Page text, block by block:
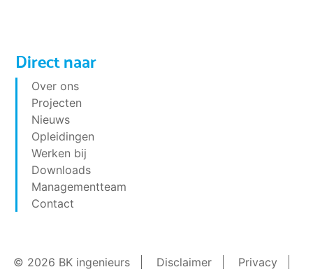
Direct naar
Over ons
Projecten
Nieuws
Opleidingen
Werken bij
Downloads
Managementteam
Contact
© 2026 BK ingenieurs Disclaimer
Privacy